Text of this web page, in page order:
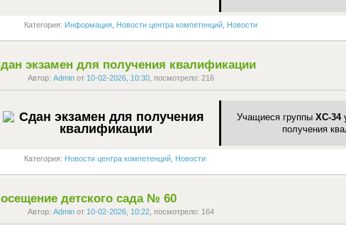
Категория: Информация Новости центра компетенций Новости
экзамен для получения квалификации
Автор: Admin от 10-02-2026, 10:30 , посмотрело: 216
Учащиеся группы ХС-34
получения
Категория: Новости центра компетенций Новости
детского сада № 60
Автор: Admin от 10-02-2026, 10:22 , посмотрело: 164